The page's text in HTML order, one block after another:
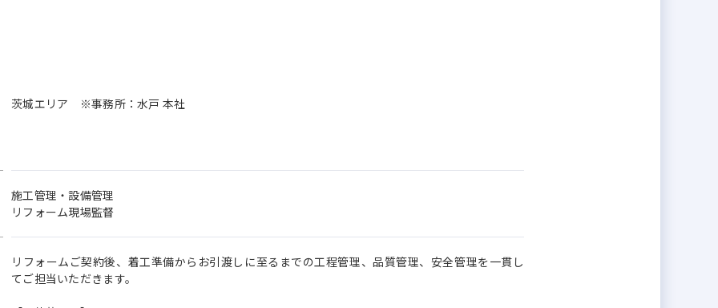
茨城エリア ※事務所：水戸 本社
施工管理・設備管理
リフォーム現場監督
リフォームご契約後、着工準備からお引渡しに至るまでの工程管理、品質管理、安全管理を一貫し
てご担当いただきます。